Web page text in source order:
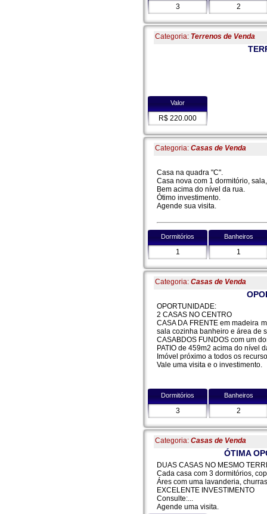
3 2
Categoria: Terrenos de Venda
Valor
R$ 220.000
Categoria: Casas de Venda
Casa na quadra "C".
Casa nova com 1 dormitório,
Bem acima do nível da rua.
Ótimo investimento.
Agende sua visita.
Dormitórios Banheiros
1 1
Categoria: Casas de Venda
OPORTUNIDADE:
2 CASAS NO CENTRO
CASA DA FRENTE em madeira
sala cozinha banheiro e área de
CASABDOS FUNDOS com um
PATIO de 459m2 acima do nível
Imóvel próximo a todos os
Vale uma visita e o investimento.
Dormitórios Banheiros
3 2
Categoria: Casas de Venda
ÓTIMA
DUAS CASAS NO MESMO
Cada casa com 3 dormitórios,
Áres com uma lavanderia,
EXCELENTE INVESTIMENTO
Consulte:...
Agende uma visita.